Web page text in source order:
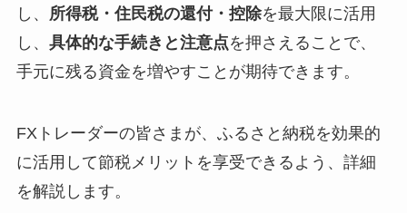
し、 所得税・住民税の還付・控除を最大限に活用
し、 具体的な手続きと注意点を押さえることで、
手元に残る資金を増やすことが期待できます。
FXトレーダーの皆さまが、ふるさと納税を効果的
に活用して節税メリットを享受できるよう、詳細
を解説します。